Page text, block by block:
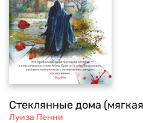
Стеклянные дома
Луиза Пенни